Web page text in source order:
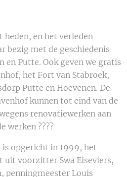
heden, en het verleden
bezig met de geschiedenis
en Putte. Ook geven we gratis
het Fort van Stabroek,
Putte en Hoevenen. De
kunnen tot eind van de
renovatiewerken aan
werken ????
opgericht in 1999, het
uit voorzitter Swa Elseviers,
penningmeester Louis